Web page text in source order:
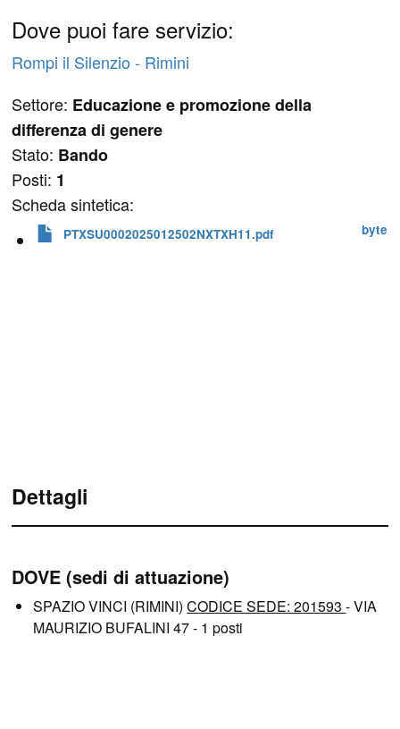
Dettagli
DOVE (sedi di attuazione)
SPAZIO VINCI (RIMINI)CODICE SEDE: 201593- VIA
MAURIZIO BUFALINI 47 - 1 posti
Dove puoi fare servizio:
Rompi il Silenzio - Rimini
Settore: Educazione e promozione della
differenza di genere
Stato: Bando
Posti: 1
Scheda sintetica:
PTXSU0002025012502NXTXH11.pdf byte